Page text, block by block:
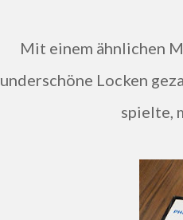
Mit einem ähnlichen Modell wurden mir nämlich auf meiner Hochzeit
Locken
spielte,